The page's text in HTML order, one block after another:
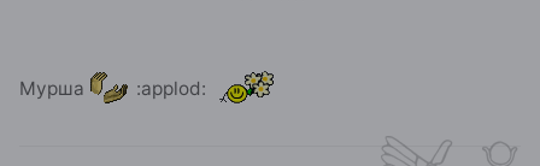
Мурша :applod: